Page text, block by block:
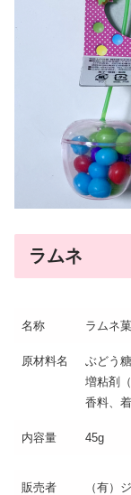
ラムネ
名称 ラムネ
原材料名
ぶどう
増粘剤
香料、
内容量 45g
販売者
（有）